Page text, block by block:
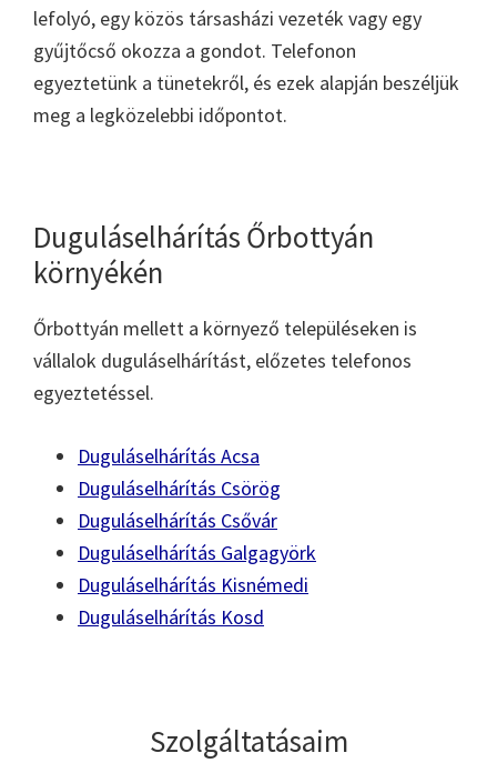
lefolyó, egy közös társasházi vezeték vagy egy
gyűjtőcső okozza a gondot. Telefonon
egyeztetünk a tünetekről, és ezek alapján beszéljük
meg a legközelebbi időpontot.
Duguláselhárítás Őrbottyán
környékén
Őrbottyán mellett a környező településeken is
vállalok duguláselhárítást, előzetes telefonos
egyeztetéssel.
Duguláselhárítás Acsa
Duguláselhárítás Csörög
Duguláselhárítás Csővár
Duguláselhárítás Galgagyörk
Duguláselhárítás Kisnémedi
Duguláselhárítás Kosd
Szolgáltatásaim